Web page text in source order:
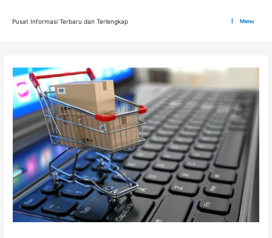
Pusat Informasi Terbaru dan Terlengkap Menu